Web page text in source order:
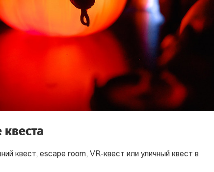
квест, escape room, VR-квест или уличный квест в